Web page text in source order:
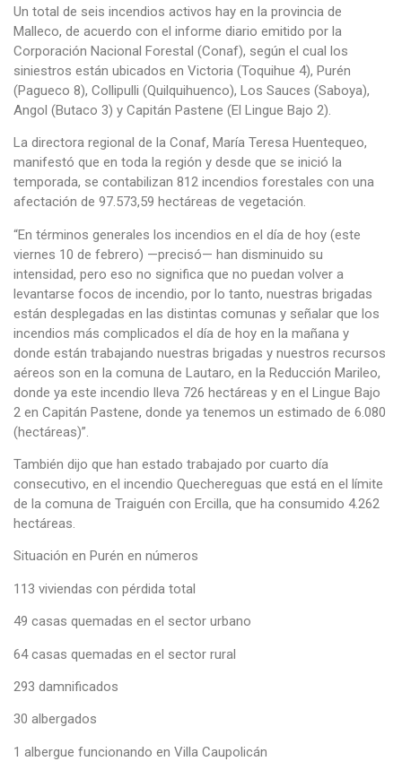
Un total de seis incendios activos hay en la provincia de
Malleco, de acuerdo con el informe diario emitido por la
Corporación Nacional Forestal (Conaf), según el cual los
siniestros están ubicados en Victoria (Toquihue 4), Purén
(Pagueco 8), Collipulli (Quilquihuenco), Los Sauces (Saboya),
Angol (Butaco 3) y Capitán Pastene (El Lingue Bajo 2).
La directora regional de la Conaf, María Teresa Huentequeo,
manifestó que en toda la región y desde que se inició la
temporada, se contabilizan 812 incendios forestales con una
afectación de 97.573,59 hectáreas de vegetación.
“En términos generales los incendios en el día de hoy (este
viernes 10 de febrero) —precisó— han disminuido su
intensidad, pero eso no significa que no puedan volver a
levantarse focos de incendio, por lo tanto, nuestras brigadas
están desplegadas en las distintas comunas y señalar que los
incendios más complicados el día de hoy en la mañana y
donde están trabajando nuestras brigadas y nuestros recursos
aéreos son en la comuna de Lautaro, en la Reducción Marileo,
donde ya este incendio lleva 726 hectáreas y en el Lingue Bajo
2 en Capitán Pastene, donde ya tenemos un estimado de 6.080
(hectáreas)”.
También dijo que han estado trabajado por cuarto día
consecutivo, en el incendio Quechereguas que está en el límite
de la comuna de Traiguén con Ercilla, que ha consumido 4.262
hectáreas.
Situación en Purén en números
113 viviendas con pérdida total
49 casas quemadas en el sector urbano
64 casas quemadas en el sector rural
293 damnificados
30 albergados
1 albergue funcionando en Villa Caupolicán